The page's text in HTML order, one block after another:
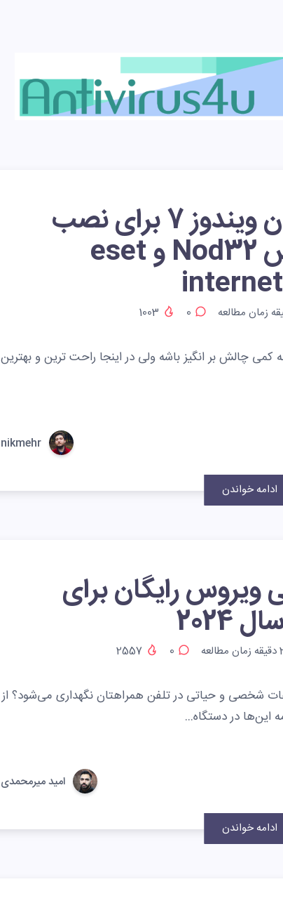
آپدیت کردن ویندوز 7 برای نصب
آنتی ویروس Nod32 و eset
زمان مطالعه 0
ویندوز 7 برای نصب نود 32 میتونه کمی چالش بر انگیز باشه ولی در اینجا راحت ترین و بهترین
nikmehr
ادامه خواندن
ویروس رایگان برای
دقیقه زمان مطالعه 0
شخصی و حیاتی در تلفن همراهتان نگهداری می‌شود؟ از
این‌ها در دستگاه…
امید میرمحمدی
ادامه خواندن